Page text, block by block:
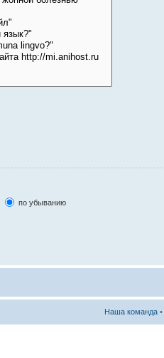
по убыванию
Наша команда •